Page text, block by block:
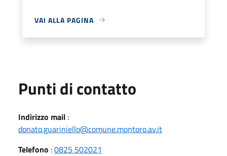
VAI ALLA PAGINA
Punti di contatto
Indirizzo mail :
donato.guariniello@comune.montoro.av.it
Telefono :0825 502021